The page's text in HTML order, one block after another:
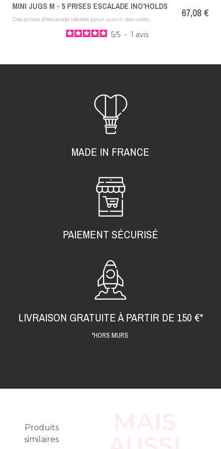
MINI JUGS M - 5 PRISES ESCALADE INO'HOLDS
Des prises d'escalade idéales pour ouvrir des voies...
Prix
67,08 €
5/5 - 1 avis
MADE IN FRANCE
PAIEMENT SÉCURISÉ
LIVRAISON GRATUITE À PARTIR DE 150 €*
*HORS MURS
Produits
similaires